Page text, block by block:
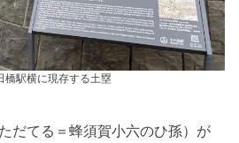
橋駅横に現存する土塁
だてる＝蜂須賀小六のひ孫）が